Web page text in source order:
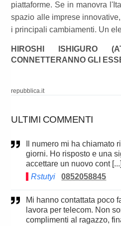
piattaforme. Se in manovra
spazio alle imprese
i principali cambiamenti. Un
HIROSHI ISHIGURO
CONNETTERANNO GLI
repubblica.it
ULTIMI COMMENTI
giorni. Ho risposto e una
accettare un nuovo cont [...]
Rstutyi
0852058845
Mi hanno contattata poco fa, è un call center che
lavora per telecom. Non
complimenti al ragazzo,